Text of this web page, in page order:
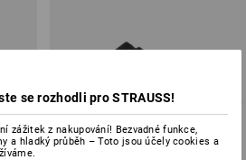
se rozhodli pro STRAUSS!
zážitek z nakupování! Bezvadné funkce,
a hladký průběh – Toto jsou účely cookies a